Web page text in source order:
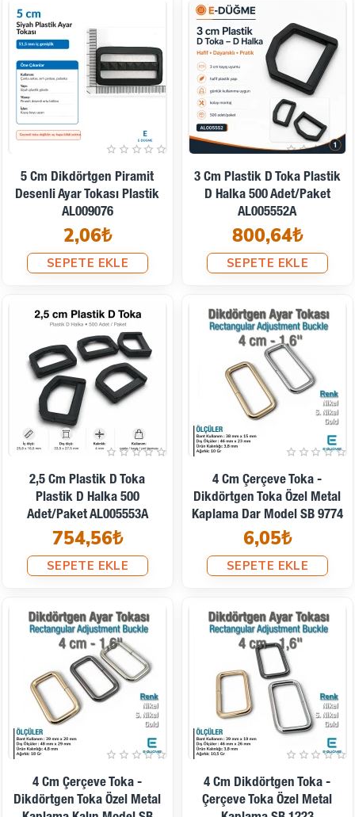
5 Cm Dikdörtgen Piramit
Desenli Ayar Tokası Plastik
AL009076
2,06₺
SEPETE EKLE
3 Cm Plastik D Toka Plastik
D Halka 500 Adet/Paket
AL005552A
800,64₺
SEPETE EKLE
2,5 Cm Plastik D Toka
Plastik D Halka 500
Adet/Paket AL005553A
754,56₺
SEPETE EKLE
4 Cm Çerçeve Toka -
Dikdörtgen Toka Özel Metal
Kaplama Dar Model SB 9774
6,05₺
SEPETE EKLE
4 Cm Çerçeve Toka -
Dikdörtgen Toka Özel Metal
4 Cm Dikdörtgen Toka -
Çerçeve Toka Özel Metal